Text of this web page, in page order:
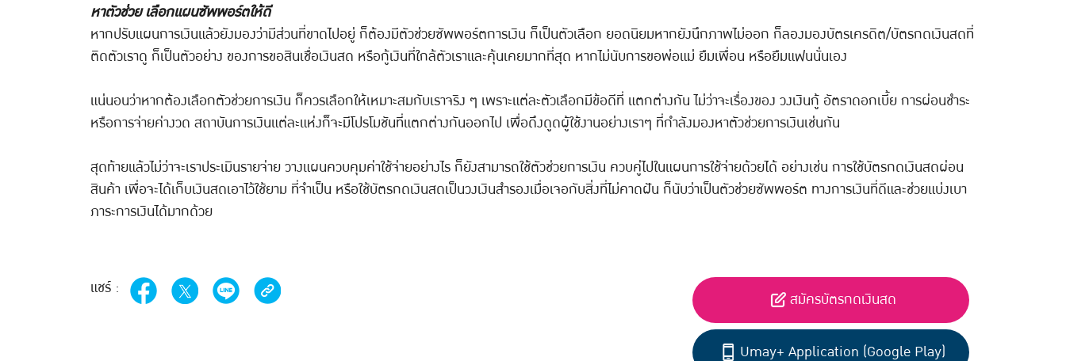
หาตัวช่วย เลือกแผนซัพพอร์ตให้ดี
หากปรับแผนการเงินแล้วยังมองว่ามีส่วนที่ขาดไปอยู่ ก็ต้องมีตัวช่วยซัพพอร์ตการเงิน ก็เป็นตัวเลือก ยอดนิยมหากยังนึกภาพไม่ออก ก็ลองมองบัตรเครดิต/บัตรกดเงินสดที่
ติดตัวเราดู ก็เป็นตัวอย่าง ของการขอสินเชื่อเงินสด หรือกู้เงินที่ใกล้ตัวเราและคุ้นเคยมากที่สุด หากไม่นับการขอพ่อแม่ ยืมเพื่อน หรือยืมแฟนนั่นเอง
แน่นอนว่าหากต้องเลือกตัวช่วยการเงิน ก็ควรเลือกให้เหมาะสมกับเราจริง ๆ เพราะแต่ละตัวเลือกมีข้อดีที่ แตกต่างกัน ไม่ว่าจะเรื่องของ วงเงินกู้ อัตราดอกเบี้ย การผ่อนชำระ
หรือการจ่ายค่างวด สถาบันการเงินแต่ละแห่งก็จะมีโปรโมชันที่แตกต่างกันออกไป เพื่อดึงดูดผู้ใช้งานอย่างเราๆ ที่กำลังมองหาตัวช่วยการเงินเช่นกัน
สุดท้ายแล้วไม่ว่าจะเราประเมินรายจ่าย วางแผนควบคุมค่าใช้จ่ายอย่างไร ก็ยังสามารถใช้ตัวช่วยการเงิน ควบคู่ไปในแผนการใช้จ่ายด้วยได้ อย่างเช่น การใช้บัตรกดเงินสดผ่อน
สินค้า เพื่อจะได้เก็บเงินสดเอาไว้ใช้ยาม ที่จำเป็น หรือใช้บัตรกดเงินสดเป็นวงเงินสำรองเมื่อเจอกับสิ่งที่ไม่คาดฝัน ก็นับว่าเป็นตัวช่วยซัพพอร์ต ทางการเงินที่ดีและช่วยแบ่งเบา
ภาระการเงินได้มากด้วย
แชร์ :
สมัครบัตรกดเงินสด
Umay+ Application (Google Play)